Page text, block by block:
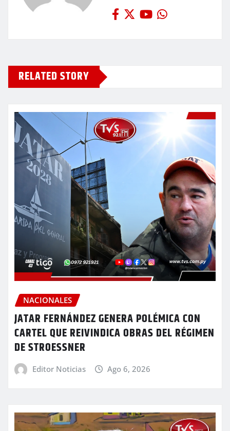
RELATED STORY
NACIONALES
JATAR FERNÁNDEZ GENERA POLÉMICA CON
CARTEL QUE REIVINDICA OBRAS DEL RÉGIMEN
DE STROESSNER
Editor Noticias Ago 6, 2026